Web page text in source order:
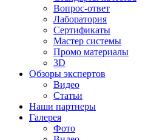
Вопрос-ответ
Лаборатория
Сертификаты
Мастер системы
Промо материалы
3D
Обзоры экспертов
Видео
Статьи
Наши партнеры
Галерея
Фото